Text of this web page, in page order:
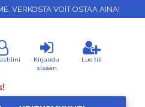
VERKOSTA VOIT OSTAA AINA!
Kirjaudu
sisään
Luo tili